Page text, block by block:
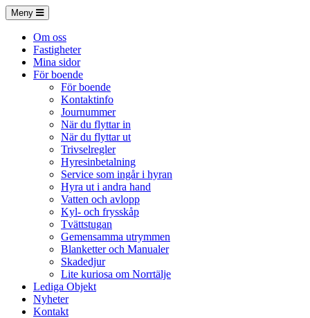
Meny
Om oss
Fastigheter
Mina sidor
För boende
För boende
Kontaktinfo
Journummer
När du flyttar in
När du flyttar ut
Trivselregler
Hyresinbetalning
Service som ingår i hyran
Hyra ut i andra hand
Vatten och avlopp
Kyl- och frysskåp
Tvättstugan
Gemensamma utrymmen
Blanketter och Manualer
Skadedjur
Lite kuriosa om Norrtälje
Lediga Objekt
Nyheter
Kontakt